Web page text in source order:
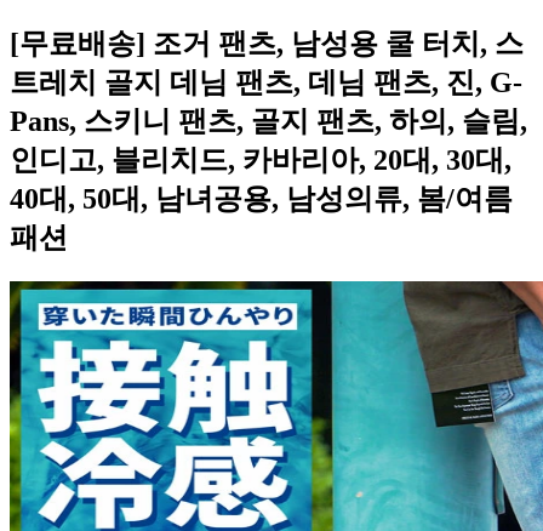
[무료배송] 조거 팬츠, 남성용 쿨 터치, 스
트레치 골지 데님 팬츠, 데님 팬츠, 진, G-
Pans, 스키니 팬츠, 골지 팬츠, 하의, 슬림,
인디고, 블리치드, 카바리아, 20대, 30대,
40대, 50대, 남녀공용, 남성의류, 봄/여름
패션